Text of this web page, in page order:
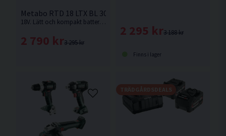
Metabo RTD 18 LTX BL 30 Grästrimmer 18V (1x5,2Ah)
18V. Lätt och kompakt batteridriven grästrimmare med 30 cm klippdiameter och kraftfull kolborstfri motor. Enkel att transportera tack vare delbar axel och snabbkoppling. Tyst, robust och kompatibel med alla 18 V-batterier inom CAS-systemet.
3 295 kr
2 790 kr
3 188 kr
2 295 kr
Finns i lager
TRÄDGÅRDSDEALS